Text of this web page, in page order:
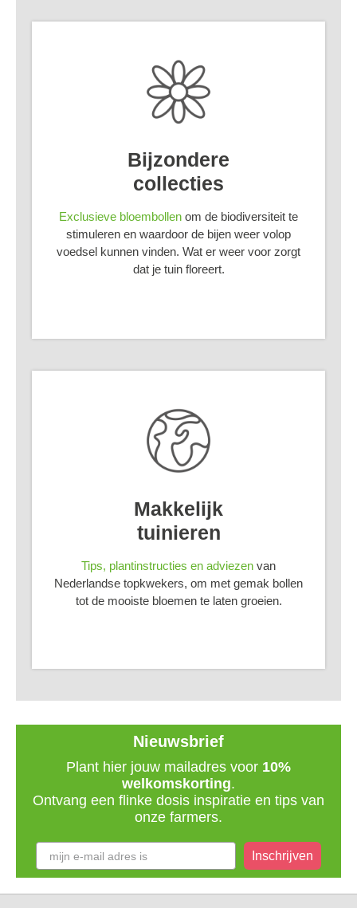
Bijzondere
collecties
Exclusieve bloembollen om de biodiversiteit te
stimuleren en waardoor de bijen weer volop
voedsel kunnen vinden. Wat er weer voor zorgt
dat je tuin floreert.
Makkelijk
tuinieren
Tips, plantinstructies en adviezen van
Nederlandse topkwekers, om met gemak bollen
tot de mooiste bloemen te laten groeien.
Nieuwsbrief
Plant hier jouw mailadres voor 10%
welkomskorting.
Ontvang een flinke dosis inspiratie en tips van
onze farmers.
Inschrijven